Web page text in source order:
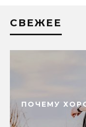
СВЕЖЕЕ
ПОЧЕМУ